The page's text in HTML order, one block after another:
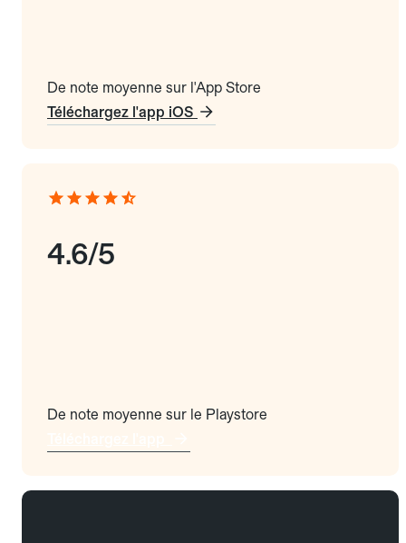
De note moyenne sur l'App Store
Téléchargez l'app iOS
4.6/5
De note moyenne sur le Playstore